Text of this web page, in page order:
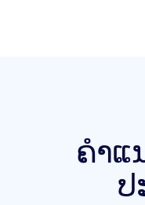
ຄໍາແ
ປ